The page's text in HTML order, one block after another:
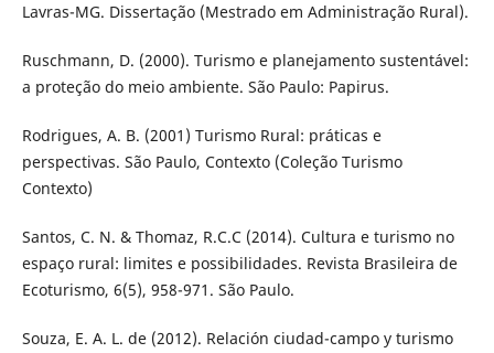
Lavras-MG. Dissertação (Mestrado em Administração Rural).
Ruschmann, D. (2000). Turismo e planejamento sustentável:
a proteção do meio ambiente. São Paulo: Papirus.
Rodrigues, A. B. (2001) Turismo Rural: práticas e
perspectivas. São Paulo, Contexto (Coleção Turismo
Contexto)
Santos, C. N. & Thomaz, R.C.C (2014). Cultura e turismo no
espaço rural: limites e possibilidades. Revista Brasileira de
Ecoturismo, 6(5), 958-971. São Paulo.
Souza, E. A. L. de (2012). Relación ciudad-campo y turismo